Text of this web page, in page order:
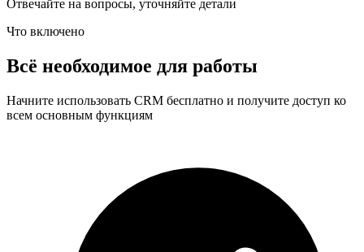
Отвечайте на вопросы, уточняйте детали
Что включено
Всё необходимое для работы
Начните использовать CRM бесплатно и получите доступ ко
всем основным функциям